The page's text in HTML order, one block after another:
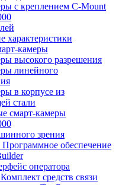
с креплением C-Mount
характеристики
камеры
высокого разрешения
линейного
в корпусе из
стали
смарт-камеры
зрения
обеспечение
оператора
средств связи